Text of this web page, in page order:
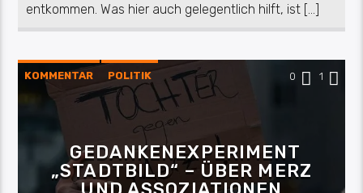
entkommen. Was hier auch gelegentlich hilft, ist […]
KOMMENTAR POLITIK 0 1
GEDANKENEXPERIMENT
„STADTBILD“ – ÜBER MERZ